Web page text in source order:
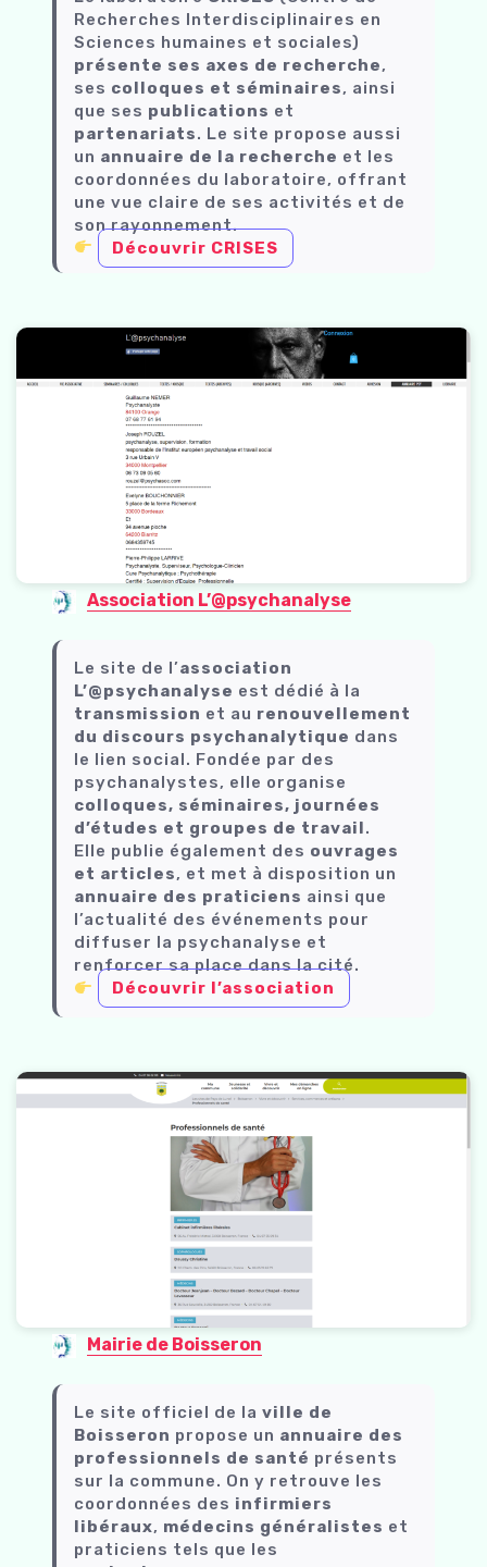
Recherches Interdisciplinaires en
Sciences humaines et sociales)
présente ses axes de recherche,
ses colloques et séminaires, ainsi
que ses publications et
partenariats. Le site propose aussi
un annuaire de la recherche et les
coordonnées du laboratoire, offrant
une vue claire de ses activités et de
son rayonnement.
Découvrir CRISES
Association L’@psychanalyse
Le site de l’association
L’@psychanalyse est dédié à la
transmission et au renouvellement
du discours psychanalytique dans
le lien social. Fondée par des
psychanalystes, elle organise
colloques, séminaires, journées
d’études et groupes de travail.
Elle publie également des ouvrages
et articles, et met à disposition un
annuaire des praticiens ainsi que
l’actualité des événements pour
diffuser la psychanalyse et
renforcer sa place dans la cité.
Découvrir l’association
Mairie de Boisseron
Le site officiel de laville de
Boisseron propose un annuaire des
professionnels de santé présents
sur la commune. On y retrouve les
coordonnées des infirmiers
libéraux, médecins généralistes et
praticiens tels que les